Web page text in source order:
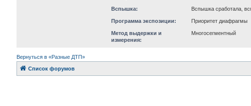
Вспышка: Вспышка сработала,
Программа экспозиции: Приоритет диафрагмы
Метод выдержки и
измерения:
Многосегментный
Вернуться в «Разные ДТП»
Список форумов